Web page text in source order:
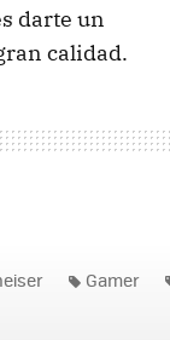
darte un
calidad.
Gamer